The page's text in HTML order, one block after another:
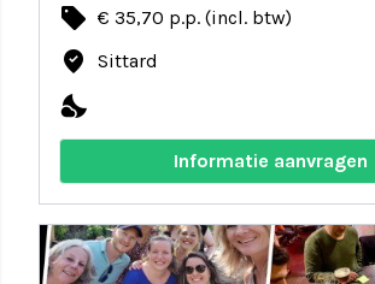
local_offer € 35,70 p.p. (incl. btw)
where_to_vote Sittard
nights_stay
Informatie aanvragen